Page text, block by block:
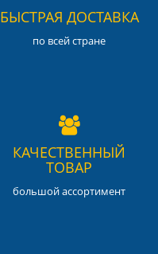
БЫСТРАЯ ДОСТАВКА
по всей стране
КАЧЕСТВЕННЫЙ
ТОВАР
большой ассортимент